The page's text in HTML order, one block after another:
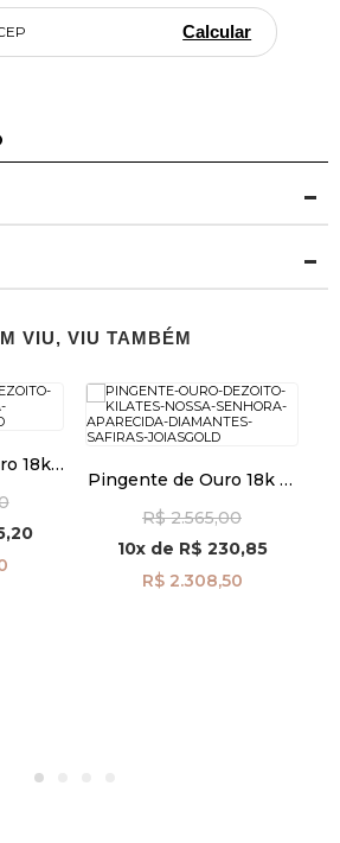
Calcular
VIU, VIU TAMBÉM
18k
Pingente de Ouro 18k N.
Diamantes e Safiras
pi23679
R$ 2.565,00
10xde R$ 230,85
R$ 2.308,50